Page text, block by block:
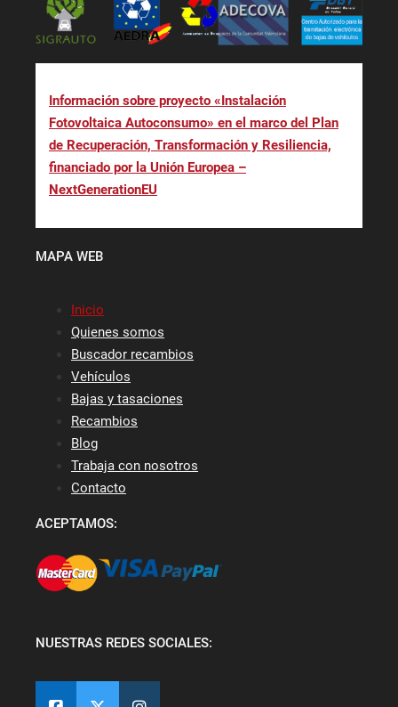
Información sobre proyecto «Instalación
Fotovoltaica Autoconsumo» en el marco del Plan
de Recuperación, Transformación y Resiliencia,
financiado por la Unión Europea –
NextGenerationEU
MAPA WEB
Inicio
Quienes somos
Buscador recambios
Vehículos
Bajas y tasaciones
Recambios
Blog
Trabaja con nosotros
Contacto
ACEPTAMOS:
NUESTRAS REDES SOCIALES: